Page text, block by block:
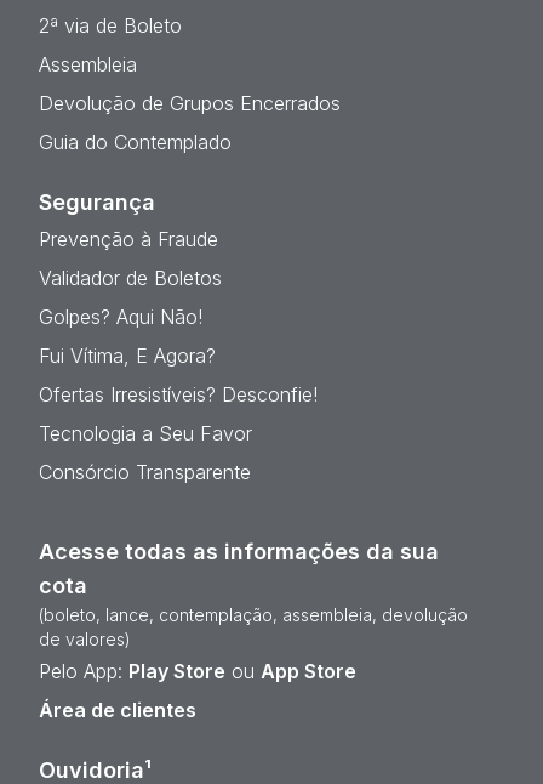
2ª via de Boleto
Assembleia
Devolução de Grupos Encerrados
Guia do Contemplado
Segurança
Prevenção à Fraude
Validador de Boletos
Golpes? Aqui Não!
Fui Vítima, E Agora?
Ofertas Irresistíveis? Desconfie!
Tecnologia a Seu Favor
Consórcio Transparente
Acesse todas as informações da sua
cota
(boleto, lance, contemplação, assembleia, devolução
de valores)
Pelo App: Play Store ou App Store
Área de clientes
Ouvidoria¹